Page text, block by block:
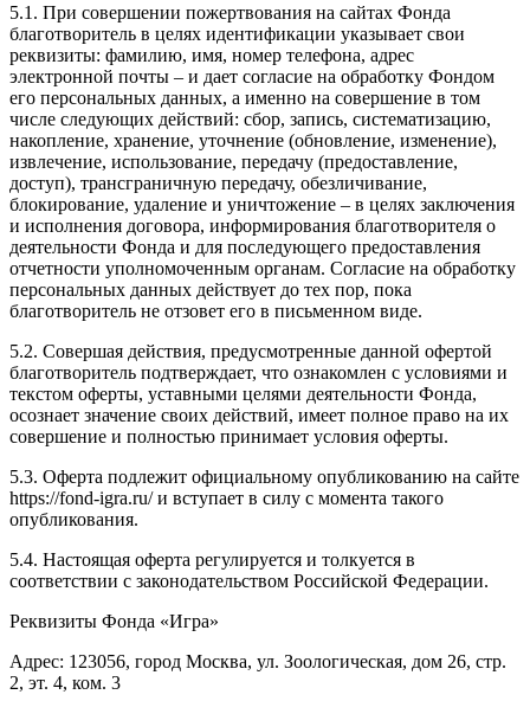
5.1. При совершении пожертвования на сайтах Фонда
благотворитель в целях идентификации указывает свои
реквизиты: фамилию, имя, номер телефона, адрес
электронной почты – и дает согласие на обработку Фондом
его персональных данных, а именно на совершение в том
числе следующих действий: сбор, запись, систематизацию,
накопление, хранение, уточнение (обновление, изменение),
извлечение, использование, передачу (предоставление,
доступ), трансграничную передачу, обезличивание,
блокирование, удаление и уничтожение – в целях заключения
и исполнения договора, информирования благотворителя о
деятельности Фонда и для последующего предоставления
отчетности уполномоченным органам. Согласие на обработку
персональных данных действует до тех пор, пока
благотворитель не отзовет его в письменном виде.
5.2. Совершая действия, предусмотренные данной офертой
благотворитель подтверждает, что ознакомлен с условиями и
текстом оферты, уставными целями деятельности Фонда,
осознает значение своих действий, имеет полное право на их
совершение и полностью принимает условия оферты.
5.3. Оферта подлежит официальному опубликованию на сайте
https://fond-igra.ru/ и вступает в силу с момента такого
опубликования.
5.4. Настоящая оферта регулируется и толкуется в
соответствии с законодательством Российской Федерации.
Реквизиты Фонда «Игра»
Адрес: 123056, город Москва, ул. Зоологическая, дом 26, стр.
2, эт. 4, ком. 3